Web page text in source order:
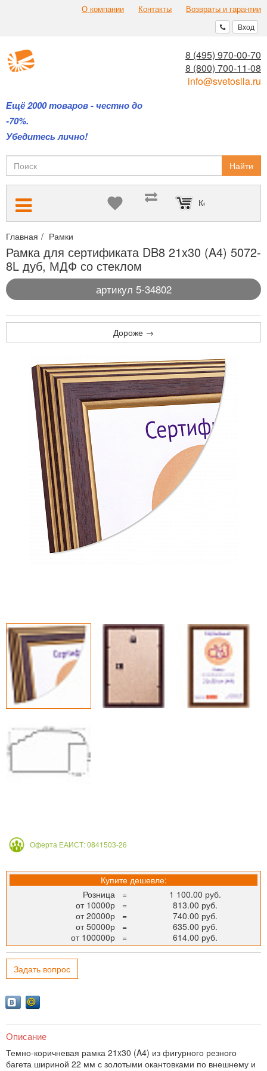
О компании Контакты Возвраты и гарантии
Вход
Ещё 2000 товаров - честно до
-70%.
Убедитесь лично!
8 (495) 970-00-70
8 (800) 700-11-08
info@svetosila.ru
Найти
Корзина пуста
Главная Рамки
Рамка для сертификата DB8 21x30 (A4) 5072-
8L дуб, МДФ со стеклом
артикул 5-34802
Дороже →
Оферта ЕАИСТ: 0841503-26
Купите дешевле:
Розница
=
1 100.00 руб.
от 10000р
=
813.00 руб.
от 20000р
=
740.00 руб.
от 50000р
=
635.00 руб.
от 100000р
= 614.00 руб.
Задать вопрос
Описание
Темно-коричневая рамка 21x30 (A4) из фигурного резного
багета шириной 22 мм с золотыми окантовками по внешнему и